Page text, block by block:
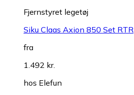
Fjernstyret legetøj
Siku Claas Axion 850 Set RTR
fra
1.492 kr.
hos Elefun